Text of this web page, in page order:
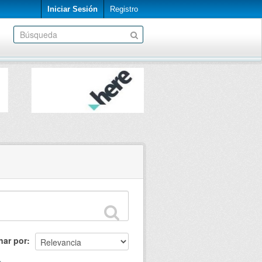
Iniciar Sesión Registro
por